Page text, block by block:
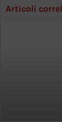
Articoli